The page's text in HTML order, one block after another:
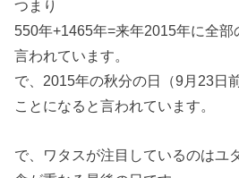
つまり
550年+1465年=来年2015年に全部
言われています。
で、2015年の秋分の日（9月23日
ことになると言われています。
で、ワタスが注目しているのはユ